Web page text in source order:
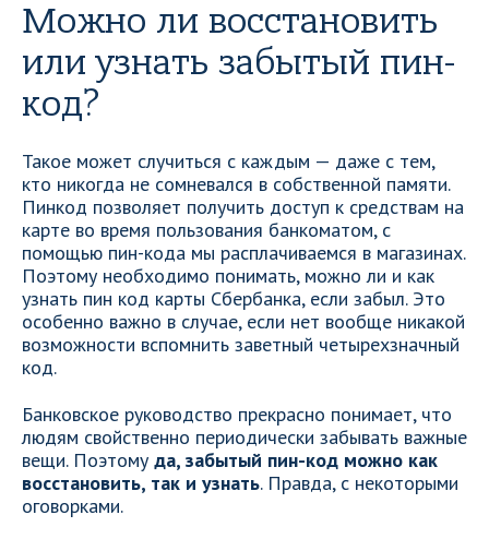
Можно ли восстановить
или узнать забытый пин-
код?
Такое может случиться с каждым — даже с тем,
кто никогда не сомневался в собственной памяти.
Пинкод позволяет получить доступ к средствам на
карте во время пользования банкоматом, с
помощью пин-кода мы расплачиваемся в магазинах.
Поэтому необходимо понимать, можно ли и как
узнать пин код карты Сбербанка, если забыл. Это
особенно важно в случае, если нет вообще никакой
возможности вспомнить заветный четырехзначный
код.
Банковское руководство прекрасно понимает, что
людям свойственно периодически забывать важные
вещи. Поэтому да, забытый пин-код можно как
восстановить, так и узнать. Правда, с некоторыми
оговорками.